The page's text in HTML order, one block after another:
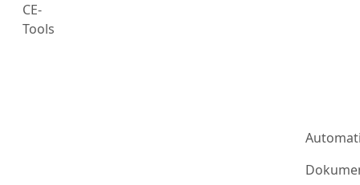
CE-
Tools